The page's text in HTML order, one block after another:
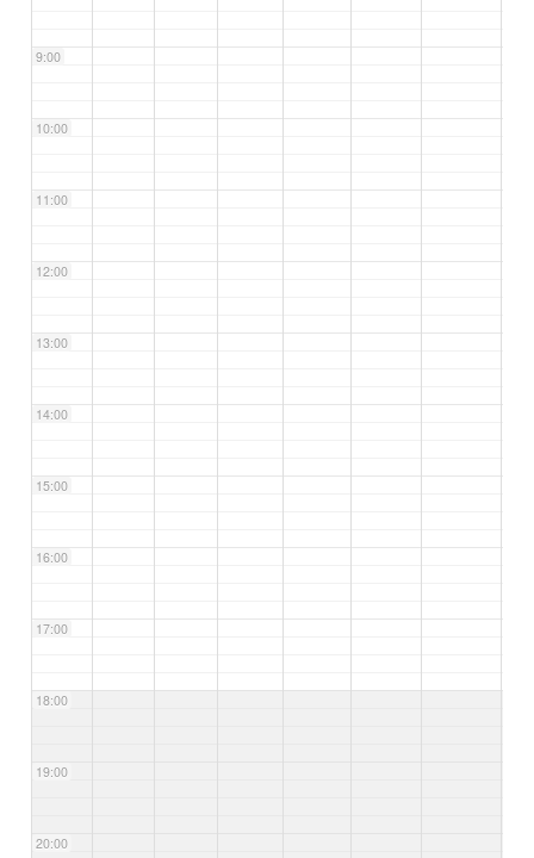
9:00
10:00
11:00
12:00
13:00
14:00
15:00
16:00
17:00
18:00
19:00
20:00